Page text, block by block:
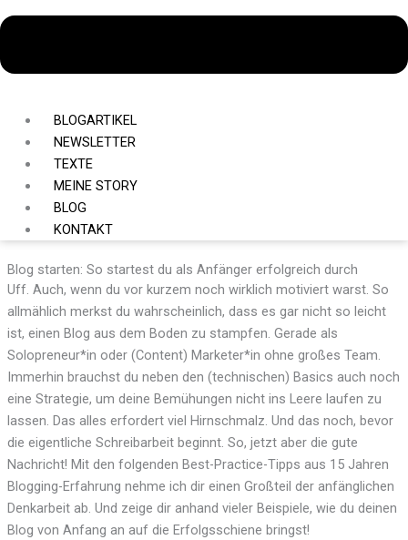
BLOGARTIKEL
NEWSLETTER
TEXTE
MEINE STORY
BLOG
KONTAKT
Blog starten: So startest du als Anfänger erfolgreich durch
Uff. Auch, wenn du vor kurzem noch wirklich motiviert warst. So
allmählich merkst du wahrscheinlich, dass es gar nicht so leicht
ist, einen Blog aus dem Boden zu stampfen. Gerade als
Solopreneur*in oder (Content) Marketer*in ohne großes Team.
Immerhin brauchst du neben den (technischen) Basics auch noch
eine Strategie, um deine Bemühungen nicht ins Leere laufen zu
lassen. Das alles erfordert viel Hirnschmalz. Und das noch, bevor
die eigentliche Schreibarbeit beginnt. So, jetzt aber die gute
Nachricht! Mit den folgenden Best-Practice-Tipps aus 15 Jahren
Blogging-Erfahrung nehme ich dir einen Großteil der anfänglichen
Denkarbeit ab. Und zeige dir anhand vieler Beispiele, wie du deinen
Blog von Anfang an auf die Erfolgsschiene bringst!